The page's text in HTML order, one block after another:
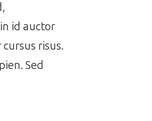
id auctor
risus.
Sed